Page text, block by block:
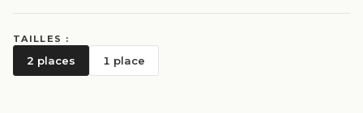
TAILLES :
2 places 1 place